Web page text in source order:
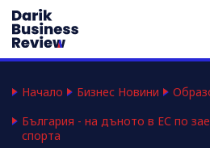
Начало Бизнес Новини
България - на дъното в ЕС по
спорта